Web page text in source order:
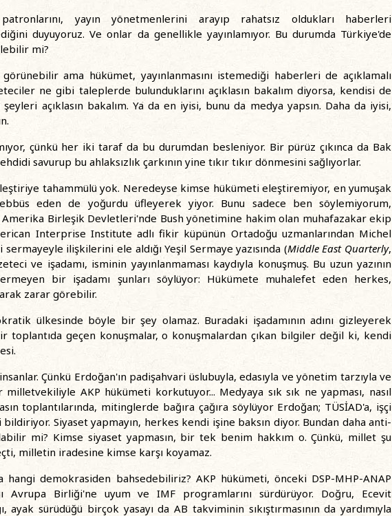
yayın yönetmenlerini arayıp rahatsız oldukları haberleri
duyuyoruz. Ve onlar da genellikle yayınlamıyor. Bu durumda Türkiye'de
mi?
ama hükümet, yayınlanmasını istemediği haberleri de açıklamalı
ne gibi taleplerde bulunduklarını açıklasın bakalım diyorsa, kendisi de
açıklasın bakalım. Ya da en iyisi, bunu da medya yapsın. Daha da iyisi,
çünkü her iki taraf da bu durumdan besleniyor. Bir pürüz çıkınca da Bak
savurup bu ahlaksızlık çarkının yine tıkır tıkır dönmesini sağlıyorlar.
tahammülü yok. Neredeyse kimse hükümeti eleştiremiyor, en yumuşak
eden de yoğurdu üfleyerek yiyor. Bunu sadece ben söylemiyorum,
Amerika Birleşik Devletleri'nde Bush yönetimine hakim olan muhafazakar ekip
Interprise Institute adlı fikir küpünün Ortadoğu uzmanlarından Michel
ilişkilerini ele aldığı Yeşil Sermaye yazısında (Middle East Quarterly,
ve işadamı, isminin yayınlanmaması kaydıyla konuşmuş. Bu uzun yazının
bir işadamı şunları söylüyor: Hükümete muhalefet eden herkes,
zarar görebilir.
ülkesinde böyle bir şey olamaz. Buradaki işadamının adını gizleyerek
toplantıda geçen konuşmalar, o konuşmalardan çıkan bilgiler değil ki, kendi
Çünkü Erdoğan'ın padişahvari üslubuyla, edasıyla ve yönetim tarzıyla ve
AKP hükümeti korkutuyor... Medyaya sık sık ne yapması, nasıl
toplantılarında, mitinglerde bağıra çağıra söylüyor Erdoğan; TÜSİAD'a, işçi
Siyaset yapmayın, herkes kendi işine baksın diyor. Bundan daha anti-
mi? Kimse siyaset yapmasın, bir tek benim hakkım o. Çünkü, millet şu
milletin iradesine kimse karşı koyamaz.
hangi demokrasiden bahsedebiliriz? AKP hükümeti, önceki DSP-MHP-ANAP
Avrupa Birliği'ne uyum ve IMF programlarını sürdürüyor. Doğru, Ecevit
ayak sürüdüğü birçok yasayı da AB takviminin sıkıştırmasının da yardımıyla